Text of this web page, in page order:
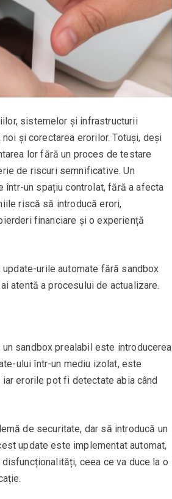
sistemelor și infrastructurii
și corectarea erorilor. Totuși, deși
lor fără un proces de testare
de riscuri semnificative. Un
într-un spațiu controlat, fără a afecta
riscă să introducă erori,
financiare și o experiență
urile automate fără sandbox
atentă a procesului de actualizare.
sandbox prealabil este introducerea
ului într-un mediu izolat, este
erorile pot fi detectate abia când
de securitate, dar să introducă un
update este implementat automat,
ceea ce va duce la o